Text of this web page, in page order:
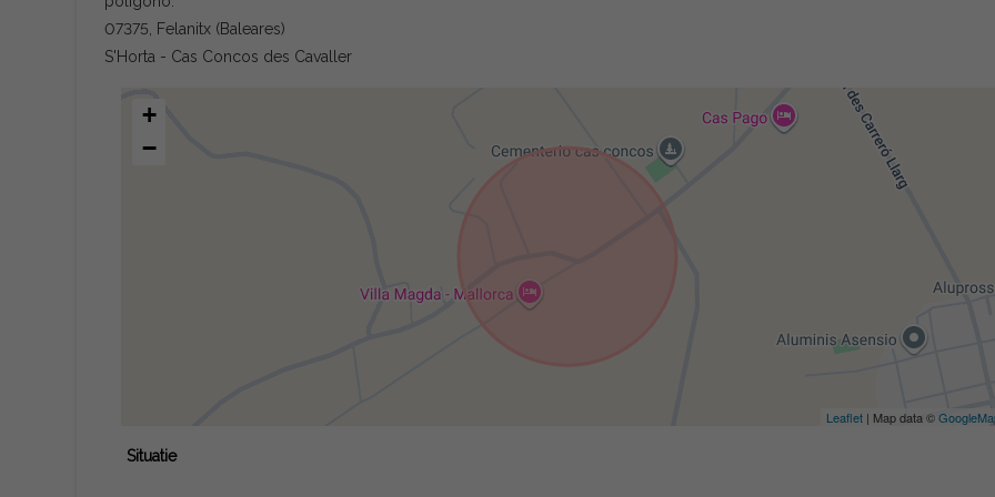
07375, Felanitx (Baleares)
S'Horta - Cas Concos des Cavaller
+
−
Leaflet | Map data ©
Situatie